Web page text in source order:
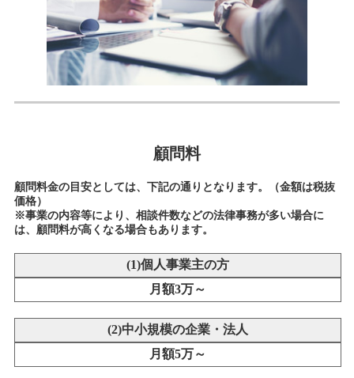
顧問料
顧問料金の目安としては、下記の通りとなります。（金額は税抜
価格）
※事業の内容等により、相談件数などの法律事務が多い場合に
は、顧問料が高くなる場合もあります。
(1)個人事業主の方
月額3万～
(2)中小規模の企業・法人
月額5万～